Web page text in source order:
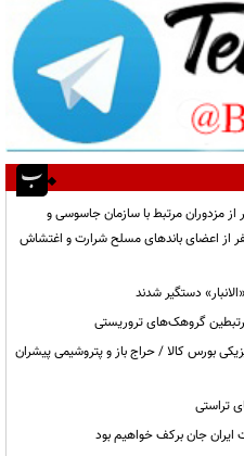
اطلاعات: شناسایی و دستگیری ۲۱ نفر از مزدوران مرتبط با سازمان جاسوسی و
رژیم صهیونیستی و بازداشت ۴ نفر از اعضای باندهای مسلح شرارت و اغتشاش
دستگیر شدند
در بازار فیزیکی بورس کالا / حراج باز و پتروشیمی پیشران
ایران جان برکف خواهیم بود